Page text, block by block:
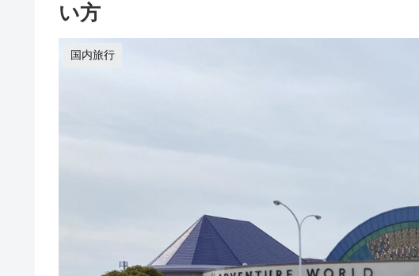
い方
国内旅行